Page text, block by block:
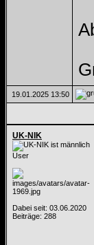
19.01.2025 13:50
UK-NIK
User
Dabei seit: 03.06.2020
Beiträge: 288